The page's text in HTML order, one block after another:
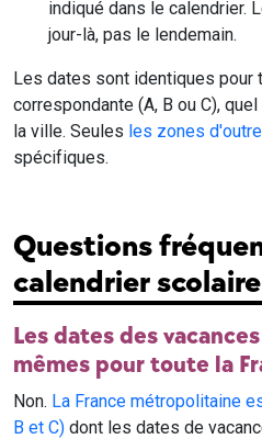
indiqué dans le calendrier.
jour-là, pas le lendemain.
Les dates sont identiques pour
correspondante (A, B ou C),
la ville. Seules les zones
spécifiques.
Questions
calendrier scolaire
Les dates des
mêmes pour toute la
Non. La France métropolitaine
B et C) dont les dates de